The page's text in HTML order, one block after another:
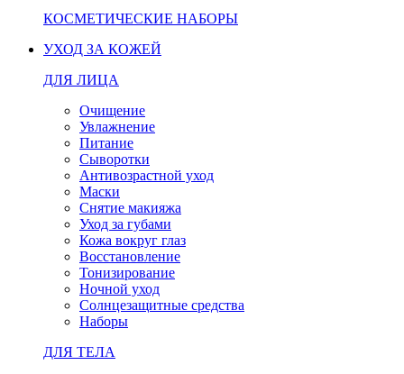
КОСМЕТИЧЕСКИЕ НАБОРЫ
УХОД ЗА КОЖЕЙ
ДЛЯ ЛИЦА
Очищение
Увлажнение
Питание
Сыворотки
Антивозрастной уход
Маски
Снятие макияжа
Уход за губами
Кожа вокруг глаз
Восстановление
Тонизирование
Ночной уход
Солнцезащитные средства
Наборы
ДЛЯ ТЕЛА